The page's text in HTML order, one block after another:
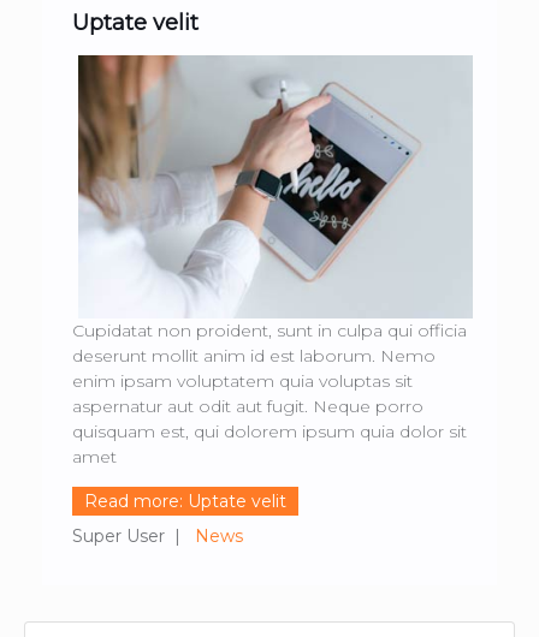
Super User News
Uptate velit
Cupidatat non proident, sunt in culpa qui officia
deserunt mollit anim id est laborum. Nemo
enim ipsam voluptatem quia voluptas sit
aspernatur aut odit aut fugit. Neque porro
quisquam est, qui dolorem ipsum quia dolor sit
amet
Read more: Uptate velit